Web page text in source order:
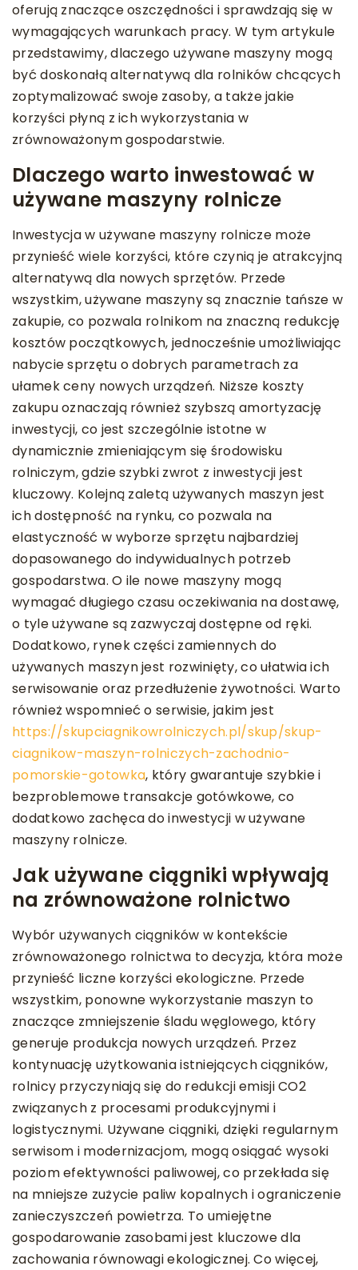
oferują znaczące oszczędności i sprawdzają się w
wymagających warunkach pracy. W tym artykule
przedstawimy, dlaczego używane maszyny mogą
być doskonałą alternatywą dla rolników chcących
zoptymalizować swoje zasoby, a także jakie
korzyści płyną z ich wykorzystania w
zrównoważonym gospodarstwie.
Dlaczego warto inwestować w
używane maszyny rolnicze
Inwestycja w używane maszyny rolnicze może
przynieść wiele korzyści, które czynią je atrakcyjną
alternatywą dla nowych sprzętów. Przede
wszystkim, używane maszyny są znacznie tańsze w
zakupie, co pozwala rolnikom na znaczną redukcję
kosztów początkowych, jednocześnie umożliwiając
nabycie sprzętu o dobrych parametrach za
ułamek ceny nowych urządzeń. Niższe koszty
zakupu oznaczają również szybszą amortyzację
inwestycji, co jest szczególnie istotne w
dynamicznie zmieniającym się środowisku
rolniczym, gdzie szybki zwrot z inwestycji jest
kluczowy. Kolejną zaletą używanych maszyn jest
ich dostępność na rynku, co pozwala na
elastyczność w wyborze sprzętu najbardziej
dopasowanego do indywidualnych potrzeb
gospodarstwa. O ile nowe maszyny mogą
wymagać długiego czasu oczekiwania na dostawę,
o tyle używane są zazwyczaj dostępne od ręki.
Dodatkowo, rynek części zamiennych do
używanych maszyn jest rozwinięty, co ułatwia ich
serwisowanie oraz przedłużenie żywotności. Warto
również wspomnieć o serwisie, jakim jest
https://skupciagnikowrolniczych.pl/skup/skup-
ciagnikow-maszyn-rolniczych-zachodnio-
pomorskie-gotowka, który gwarantuje szybkie i
bezproblemowe transakcje gotówkowe, co
dodatkowo zachęca do inwestycji w używane
maszyny rolnicze.
Jak używane ciągniki wpływają
na zrównoważone rolnictwo
Wybór używanych ciągników w kontekście
zrównoważonego rolnictwa to decyzja, która może
przynieść liczne korzyści ekologiczne. Przede
wszystkim, ponowne wykorzystanie maszyn to
znaczące zmniejszenie śladu węglowego, który
generuje produkcja nowych urządzeń. Przez
kontynuację użytkowania istniejących ciągników,
rolnicy przyczyniają się do redukcji emisji CO2
związanych z procesami produkcyjnymi i
logistycznymi. Używane ciągniki, dzięki regularnym
serwisom i modernizacjom, mogą osiągać wysoki
poziom efektywności paliwowej, co przekłada się
na mniejsze zużycie paliw kopalnych i ograniczenie
zanieczyszczeń powietrza. To umiejętne
gospodarowanie zasobami jest kluczowe dla
zachowania równowagi ekologicznej. Co więcej,